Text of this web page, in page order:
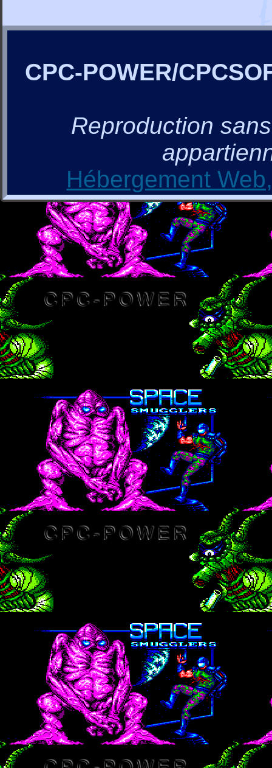
CPC-POWER/
Reproduction
Hébergement